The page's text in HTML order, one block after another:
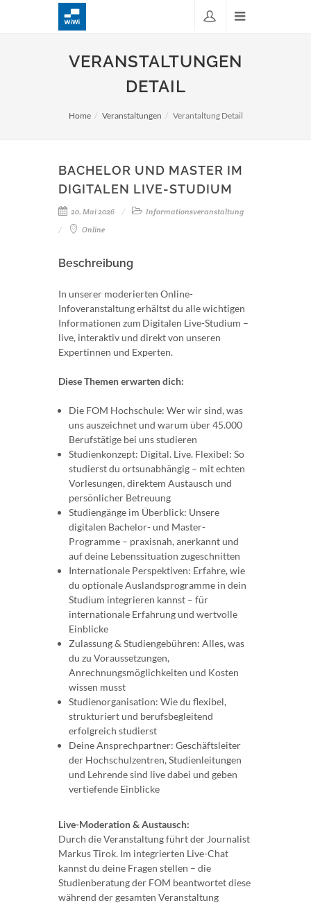
VERANSTALTUNGEN
DETAIL
Home Veranstaltungen Verantaltung Detail
BACHELOR UND MASTER IM
DIGITALEN LIVE-STUDIUM
20. Mai 2026
Informationsveranstaltung
Online
Beschreibung
In unserer moderierten Online-
Infoveranstaltung erhältst du alle wichtigen
Informationen zum Digitalen Live-Studium –
live, interaktiv und direkt von unseren
Expertinnen und Experten.
Diese Themen erwarten dich:
Die FOM Hochschule: Wer wir sind, was
uns auszeichnet und warum über 45.000
Berufstätige bei uns studieren
Studienkonzept: Digital. Live. Flexibel: So
studierst du ortsunabhängig – mit echten
Vorlesungen, direktem Austausch und
persönlicher Betreuung
Studiengänge im Überblick: Unsere
digitalen Bachelor- und Master-
Programme – praxisnah, anerkannt und
auf deine Lebenssituation zugeschnitten
Internationale Perspektiven: Erfahre, wie
du optionale Auslandsprogramme in dein
Studium integrieren kannst – für
internationale Erfahrung und wertvolle
Einblicke
Zulassung & Studiengebühren: Alles, was
du zu Voraussetzungen,
Anrechnungsmöglichkeiten und Kosten
wissen musst
Studienorganisation: Wie du flexibel,
strukturiert und berufsbegleitend
erfolgreich studierst
Deine Ansprechpartner: Geschäftsleiter
der Hochschulzentren, Studienleitungen
und Lehrende sind live dabei und geben
vertiefende Einblicke
Live-Moderation & Austausch:
Durch die Veranstaltung führt der Journalist
Markus Tirok. Im integrierten Live-Chat
kannst du deine Fragen stellen – die
Studienberatung der FOM beantwortet diese
während der gesamten Veranstaltung